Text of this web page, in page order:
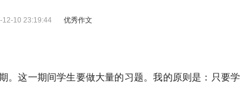
12-10 23:19:44 优秀作文
这一期间学生要做大量的习题。我的原则是：只要学